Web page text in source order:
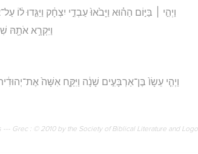
וַיְהִ֣י ׀ בַּיּ֣וֹם הַה֗וּא וַיָּבֹ֙אוּ֙ עַבְדֵ֣י יִצְחָ֔ק וַיַּגִּ֣דוּ ל֔וֹ
וַיִּקְרָ֥א אֹתָ֖הּ
וַיְהִ֤י עֵשָׂו֙ בֶּן־אַרְבָּעִ֣ים שָׁנָ֔ה וַיִּקַּ֤ח אִשָּׁה֙
Grec : © 2010 by the Society of Biblical Literature and